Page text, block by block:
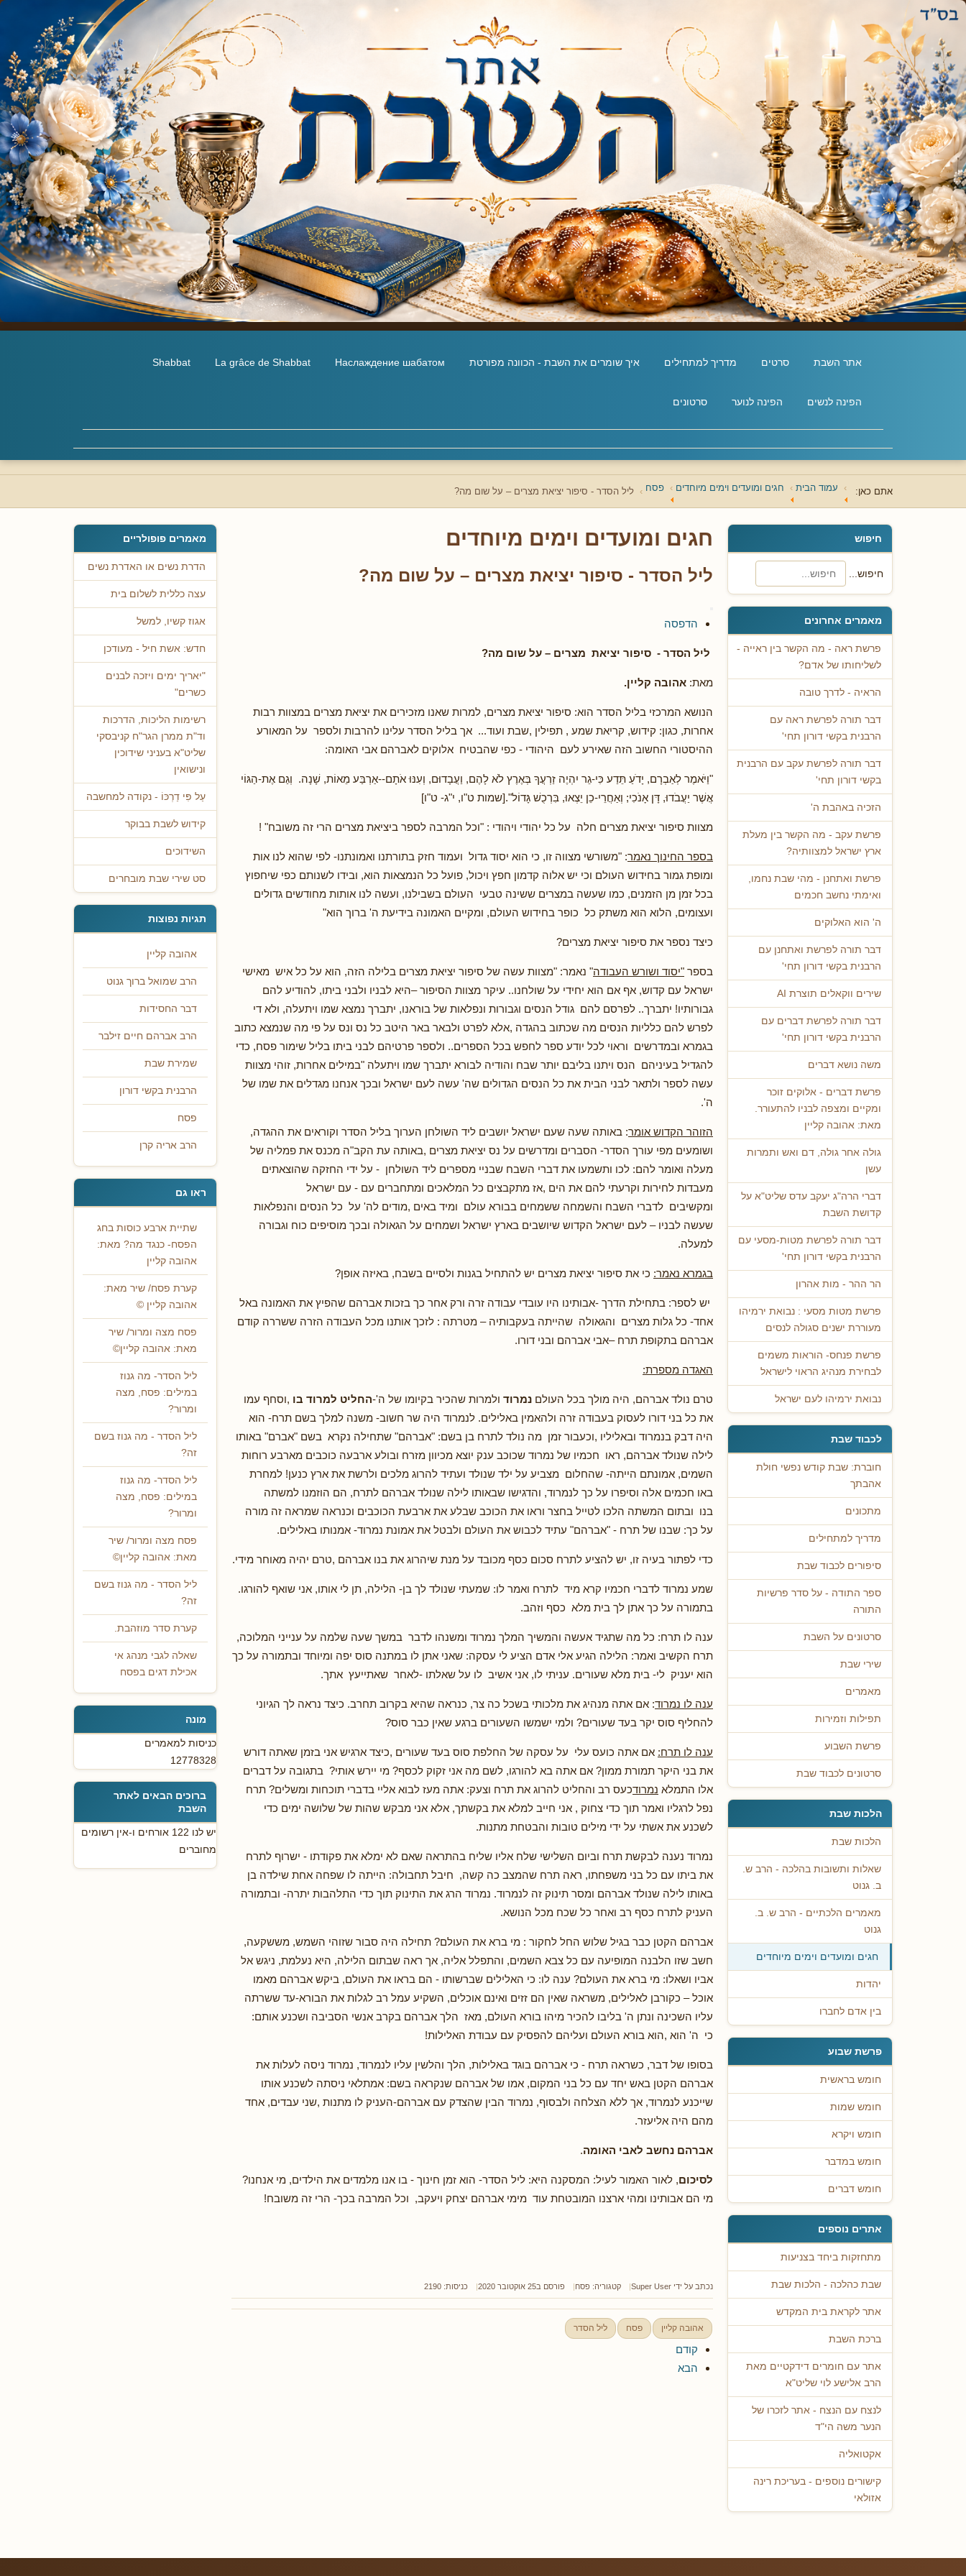
אתר השבת סרטים מדריך למתחילים איך שומרים את השבת - הכוונה מפורטת Наслаждение шабатом
La grâce de Shabbat
Shabbat
הפינה לנשים הפינה לנוער סרטונים
אתם כאן: עמוד הבית חגים ומועדים וימים מיוחדים פסח ליל הסדר - סיפור יציאת מצרים – על שום מה?
חיפוש
חיפוש...
מאמרים אחרונים
פרשת ראה - מה הקשר בין ראייה -
לשליחותו של אדם?
הראיה - לדרך טובה
דבר תורה לפרשת ראה עם
הרבנית בקשי דורון תחי'
דבר תורה לפרשת עקב עם הרבנית
בקשי דורון תחי'
הזכיה באהבת ה'
פרשת עקב - מה הקשר בין מעלת
ארץ ישראל למצוותיה?
פרשת ואתחנן - מהי שבת נחמו,
ואימתי נחשב חכמים
ה' הוא האלוקים
דבר תורה לפרשת ואתחנן עם
הרבנית בקשי דורון תחי'
שירים ווקאלים תוצרת AI
דבר תורה לפרשת דברים עם
הרבנית בקשי דורון תחי'
משה נושא דברים
פרשת דברים - אלוקים זוכר
ומקיים ומצפה לבניו להתעורר.
מאת: אהובה קליין
גולה אחר גולה, דם ואש ותמרות
עשן
דברי הרה"ג יעקב עדס שליט"א על
קדושת השבת
דבר תורה לפרשת מטות-מסעי עם
הרבנית בקשי דורון תחי'
הר ההר - מות אהרון
פרשת מטות מסעי : נבואת ירמיהו
מעוררת ישנים סגולה לנסים
פרשת פנחס- הוראות משמים
לבחירת מנהיג הראוי לישראל
נבואת ירמיהו לעם ישראל
לכבוד שבת
חוברת: שבת קודש נפשי חולת
אהבתך
מתכונים
מדריך למתחילים
סיפורים לכבוד שבת
ספר התודה - על סדר פרשיות
התורה
סרטונים על השבת
שירי שבת
מאמרים
תפילות וזמירות
פרשת השבוע
סרטונים לכבוד שבת
הלכות שבת
הלכות שבת
שאלות ותשובות בהלכה - הרב ש.
ב. גנוט
מאמרים הלכתיים - הרב ש. ב.
גנוט
חגים ומועדים וימים מיוחדים
יהדות
בין אדם לחברו
פרשת שבוע
חומש בראשית
חומש שמות
חומש ויקרא
חומש במדבר
חומש דברים
אתרים נוספים
מתחזקות ביחד בצניעות
שבת כהלכה - הלכות שבת
אתר לקראת בית המקדש
ברכת השבת
אתר עם חומרים דידקטיים מאת
הרב אלישע לוי שליט"א
לנצח עם הנצח - אתר לזכרו של
הנער משה הי"ד
אקטואליה
קישורים נוספים - בעריכת רינה
אזולאי
חגים ומועדים וימים מיוחדים
ליל הסדר - סיפור יציאת מצרים – על שום מה?
הדפסה
ליל הסדר - סיפור יציאת מצרים – על שום מה?
מאת: אהובה קליין.
הנושא המרכזי בליל הסדר הוא: סיפור יציאת מצרים, למרות שאנו מזכירים את יציאת מצרים במצוות רבות
אחרות, כגון: קידוש, קריאת שמע , תפילין ,שבת ועוד... אך בליל הסדר עלינו להרבות ולספר על המאורע
ההיסטורי החשוב הזה שאירע לעם היהודי - כפי שהבטיח אלוקים לאברהם אבי האומה:
"וַיֹּאמֶר לְאַבְרָם, יָדֹעַ תֵּדַע כִּי-גֵר יִהְיֶה זַרְעֲךָ בְּאֶרֶץ לֹא לָהֶם, וַעֲבָדוּם, וְעִנּוּ אֹתָם--אַרְבַּע מֵאוֹת, שָׁנָה. וְגַם אֶת-הַגּוֹי
אֲשֶׁר יַעֲבֹדוּ, דָּן אָנֹכִי; וְאַחֲרֵי-כֵן יֵצְאוּ, בִּרְכֻשׁ גָּדוֹל".[שמות ט"ו, י"ג- ט"ו]
מצוות סיפור יציאת מצרים חלה על כל יהודי ויהודי : "וכל המרבה לספר ביציאת מצרים הרי זה משובח" !
בספר החינוך נאמר: "משורשי מצווה זו, כי הוא יסוד גדול ועמוד חזק בתורתנו ואמונתנו- לפי שהוא לנו אות
ומופת גמור בחידוש העולם וכי יש אלוה קדמון חפץ ויכול, פועל כל הנמצאות הוא, ובידו לשנותם כפי שיחפוץ
בכל זמן מן הזמנים, כמו שעשה במצרים ששינה טבעי העולם בשבילנו, ועשה לנו אותות מחודשים גדולים
ועצומים, הלוא הוא משתק כל כופר בחידוש העולם, ומקיים האמונה בידיעת ה' ברוך הוא"
כיצד נספר את סיפור יציאת מצרים?
בספר "יסוד ושורש העבודה" נאמר: "מצוות עשה של סיפור יציאת מצרים בלילה הזה, הוא על כל איש מאישי
ישראל עם קדוש, אף אם הוא יחידי על שולחנו.. עיקר מצוות הסיפור –היא לבניו ולבני ביתו, להודיע להם
גבורותיו! יתברך.. לפרסם להם גודל הנסים וגבורות ונפלאות של בוראנו, יתברך נמצא שמו ויתעלה, ולא די
לפרש להם כלליות הנסים מה שכתוב בהגדה ,אלא לפרט ולבאר באר היטב כל נס ונס על פי מה שנמצא כתוב
בגמרא ובמדרשים וראוי לכל יודע ספר לחפש בכל הספרים.. ולספר פרטיהם לבני ביתו בליל שימור פסח, כדי
להגדיל בעיניהם הנס ויתנו בליבם יותר שבח והודיה לבורא יתברך שמו ויתעלה "במילים אחרות, זוהי מצוות
עשה לספר ולתאר לבני הבית את כל הנסים הגדולים שה' עשה לעם ישראל ובכך אנחנו מגדלים את שמו של
ה'.
הזוהר הקדוש אומר: באותה שעה שעם ישראל יושבים ליד השולחן הערוך בליל הסדר וקוראים את ההגדה,
ושומעים מפי עורך הסדר- הסברים ומדרשים על נס יציאת מצרים ,באותה עת הקב"ה מכנס את פמליה של
מעלה ואומר להם: לכו ותשמעו את דברי השבח שבניי מספרים ליד השולחן - על ידי החזקה שהוצאתים
מעבדות לחירות וקרעתי להם את הים ,אז מתקבצים כל המלאכים ומתחברים עם - עם ישראל
ומקשיבים לדברי השבח והשמחה ששמחים בבורא עולם ומיד באים ,מודים לה' על כל הנסים והנפלאות
שעשה לבניו – לעם ישראל הקדוש שיושבים בארץ ישראל ושמחים על הגאולה ובכך מוסיפים כוח וגבורה
למעלה.
בגמרא נאמר: כי את סיפור יציאת מצרים יש להתחיל בגנות ולסיים בשבח, באיזה אופן?
יש לספר: בתחילת הדרך -אבותינו היו עובדי עבודה זרה ורק אחר כך בזכות אברהם שהפיץ את האמונה באל
אחד- כל גלות מצרים והגאולה שהייתה בעקבותיה – מטרתה : לזכך אותנו מכל העבודה הזרה ששררה קודם
אברהם בתקופת תרח –אבי אברהם ובני דורו.
האגדה מספרת:
טרם נולד אברהם, היה מולך בכל העולם נמרוד ולמרות שהכיר בקיומו של ה'-החליט למרוד בו ,וסחף עמו
את כל בני דורו לעסוק בעבודה זרה ולהאמין באלילים. לנמרוד היה שר חשוב- משנה למלך בשם תרח- הוא
היה דבק בנמרוד ובאליליו ,וכעבור זמן מה נולד לתרח בן בשם: "אברהם" שתחילה נקרא בשם "אברם" באותו
לילה שנולד אברהם, ראו חכמיו של נמרוד שכוכב ענק יוצא מכיוון מזרח ובולע ארבעה כוכבים מארבע רוחות
השמים, אמונתם הייתה- שהחלום מצביע על ילד שנולד ועתיד להרוג מלכים ולרשת את ארץ כנען! למחרת
באו חכמים אלה וסיפרו על כך לנמרוד, והדגישו שבאותו לילה שנולד אברהם לתרח, הם הוזמנו למשתה
בנו ובתום המשתה הלכו לטייל בחצר וראו את הכוכב שבלע את ארבעת הכוכבים וכנראה שמראה זה מורה
על כך: שבנו של תרח - "אברהם" עתיד לכבוש את העולם ולבטל את אמונת נמרוד- אמנותו באלילים.
כדי לפתור בעיה זו, יש להציע לתרח סכום כסף מכובד על מנת שיהרוג את בנו אברהם ,טרם יהיה מאוחר מידי.
שמע נמרוד לדברי חכמיו קרא מיד לתרח ואמר לו: שמעתי שנולד לך בן- הלילה, תן לי אותו, אני שואף להורגו.
בתמורה על כך אתן לך בית מלא כסף וזהב.
ענה לו תרח: כל מה שתגיד אעשה והמשיך המלך נמרוד ומשנהו לדבר במשך שעה שלמה על ענייני המלוכה,
תרח הקשיב ואמר: הלילה הגיע אלי אדם הציע לי עסקה: שאני אתן לו במתנה סוס יפה ומיוחד ובתמורה על כך
הוא יעניק לי- בית מלא שעורים. עניתי לו, אני אשיב לו על שאלתו -לאחר שאתייעץ אתך.
ענה לו נמרוד: אם אתה מנהיג את מלכותי בשכל כה צר, כנראה שהיא בקרוב תחרב. כיצד נראה לך הגיוני
להחליף סוס יקר בעד שעורים? ולמי ישמשו השעורים ברגע שאין כבר סוס?
ענה לו תרח: אם אתה כועס עלי על עסקה של החלפת סוס בעד שעורים ,כיצד ארגיש אני בזמן שאתה דורש
את בני היקר תמורת ממון? אם אתה בא להורגו, לשם מה אני זקוק לכסף? מי יירש אותי? בתגובה על דברים
אלו התמלא נמרודכעס רב והחליט להרוג את תרח וצעק: אתה מעז לבוא אליי בדברי תוכחות ומשלים? תרח
נפל לרגליו ואמר תוך כדי צחוק , אני חייב למלא את בקשתך, אלא אני מבקש שהות של שלושה ימים כדי
לשכנע את אשתי על ידי מילים טובות והבטחת מתנות.
נמרוד נענה לבקשת תרח וביום השלישי שלח אליו שליח בהתראה שאם לא ימלא את פקודתו - ישרוף לתרח
את ביתו עם כל בני משפחתו, ראה תרח שהמצב כה קשה, חיבל תחבולה: הייתה לו שפחה אחת שילדה בן
באותו לילה שנולד אברהם ומסר תינוק זה לנמרוד. נמרוד הרג את התינוק תוך כדי התלהבות יתרה- ובתמורה
העניק לתרח כסף רב ואחר כל שכח מכל הנושא.
אברהם הקטן כבר בגיל שלוש החל לחקור : מי ברא את העולם? תחילה היה סבור שזוהי השמש, מששקעה,
חשב שזו הלבנה המופיעה עם כל צבא השמים, והתפלל אליה, אך ראה שבתום הלילה, היא נעלמת, ניגש אל
אביו ושאלו: מי ברא את העולם? ענה לו: כי האלילים שברשותו - הם בראו את העולם, ביקש אברהם מאמו
אוכל – כקורבן לאלילים, משראה שאין הם זזים ואינם אוכלים, השקיע עמל רב לגלות את הבורא-עד ששרתה
עליו השכינה ונתן ה' בליבו להכיר מיהו בורא העולם, מאז הלך אברהם בקרב אנשי הסביבה ושכנע אותם:
כי ה' הוא ,הוא בורא העולם ועליהם להפסיק עם עבודת האלילות!
בסופו של דבר, כשראה תרח - כי אברהם בוגד באלילות, הלך והלשין עליו לנמרוד, נמרוד ניסה לעלות את
אברהם הקטן באש יחד עם כל בני המקום, אמו של אברהם שנקראה בשם: אמתלאי ניסתה לשכנע אותו
שייכנע לנמרוד, אך ללא הצלחה ולבסוף, נמרוד הבין שהצדק עם אברהם-העניק לו מתנות ,שני עבדים, אחד
מהם היה אליעזר.
אברהם נחשב לאבי האומה.
לסיכום, לאור האמור לעיל: המסקנה היא: ליל הסדר- הוא זמן חינוך - בו אנו מלמדים את הילדים, מי אנחנו?
מי הם אבותינו ומהי ארצנו המובטחת עוד מימי אברהם יצחק ויעקב, וכל המרבה בכך- הרי זה משובח!
נכתב על ידי Super User קטגוריה: פסח פורסם ב25 אוקטובר 2020 כניסות: 2190
אהובה קליין פסח ליל הסדר
קודם
הבא
מאמרים פופולריים
הדרת נשים או האדרת נשים
עצה כללית לשלום בית
אגוז קשיו, למשל
חדש: אשת חיל - מעודכן
"יאריך ימים ויזכה לבנים
כשרים"
רשימות הליכות, הדרכות
וד"ת ממרן הגר"ח קניבסקי
שליט"א בעניני שידוכין
ונישואין
עַל פִּי דַרְכּוֹ - נקודה למחשבה
קידוש לשבת בבוקר
השידוכים
סט שירי שבת מובחרים
תגיות נפוצות
אהובה קליין
הרב שמואל ברוך גנוט
דבר החסידות
הרב אברהם חיים זילבר
שמירת שבת
הרבנית בקשי דורון
פסח
הרב אריה קרן
ראו גם
שתיית ארבע כוסות בחג
הפסח- כנגד מה? מאת:
אהובה קליין
קערת פסח/ שיר מאת:
אהובה קליין ©
פסח מצה ומרור/ שיר
מאת: אהובה קליין©
ליל הסדר- מה גנוז
במילים: פסח, מצה
ומרור?
ליל הסדר - מה גנוז בשם
זה?
ליל הסדר- מה גנוז
במילים: פסח, מצה
ומרור?
פסח מצה ומרור/ שיר
מאת: אהובה קליין©
ליל הסדר - מה גנוז בשם
זה?
קערת סדר מוזהבת.
שאלה לגבי מנהג אי
אכילת דגים בפסח
מונה
כניסות למאמרים
12778328
ברוכים הבאים לאתר
השבת
יש לנו 122 אורחים ו-אין רשומים
מחוברים